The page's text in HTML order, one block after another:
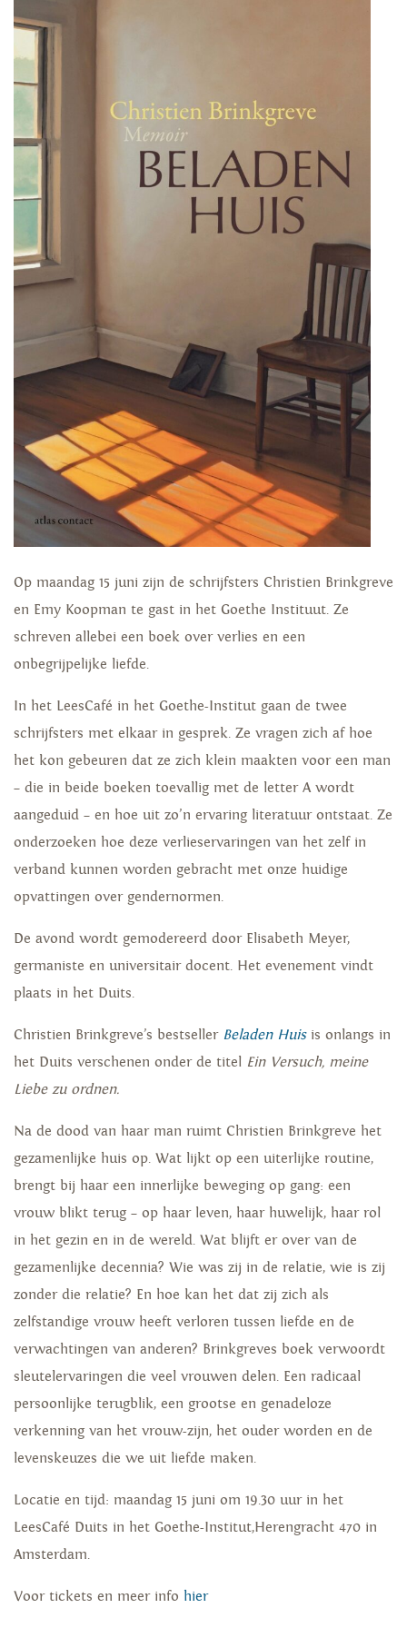
Op maandag 15 juni zijn de schrijfsters Christien Brinkgreve
en Emy Koopman te gast in het Goethe Instituut. Ze
schreven allebei een boek over verlies en een
onbegrijpelijke liefde.
In het LeesCafé in het Goethe-Institut gaan de twee
schrijfsters met elkaar in gesprek. Ze vragen zich af hoe
het kon gebeuren dat ze zich klein maakten voor een man
– die in beide boeken toevallig met de letter A wordt
aangeduid – en hoe uit zo’n ervaring literatuur ontstaat. Ze
onderzoeken hoe deze verlieservaringen van het zelf in
verband kunnen worden gebracht met onze huidige
opvattingen over gendernormen.
De avond wordt gemodereerd door Elisabeth Meyer,
germaniste en universitair docent. Het evenement vindt
plaats in het Duits.
Christien Brinkgreve’s bestseller Beladen Huisis onlangs in
het Duits verschenen onder de titel Ein Versuch, meine
Liebe zu ordnen.
Na de dood van haar man ruimt Christien Brinkgreve het
gezamenlijke huis op. Wat lijkt op een uiterlijke routine,
brengt bij haar een innerlijke beweging op gang: een
vrouw blikt terug – op haar leven, haar huwelijk, haar rol
in het gezin en in de wereld. Wat blijft er over van de
gezamenlijke decennia? Wie was zij in de relatie, wie is zij
zonder die relatie? En hoe kan het dat zij zich als
zelfstandige vrouw heeft verloren tussen liefde en de
verwachtingen van anderen? Brinkgreves boek verwoordt
sleutelervaringen die veel vrouwen delen. Een radicaal
persoonlijke terugblik, een grootse en genadeloze
verkenning van het vrouw-zijn, het ouder worden en de
levenskeuzes die we uit liefde maken.
Locatie en tijd: maandag 15 juni om 19.30 uur in het
LeesCafé Duits in het Goethe-Institut,Herengracht 470 in
Amsterdam.
Voor tickets en meer info hier